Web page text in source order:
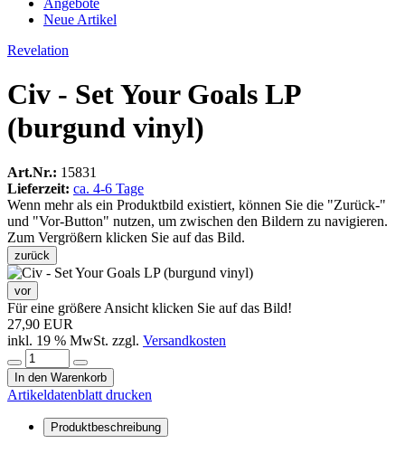
Angebote
Neue Artikel
Revelation
Civ - Set Your Goals LP
(burgund vinyl)
Art.Nr.: 15831
Lieferzeit: ca. 4-6 Tage
Wenn mehr als ein Produktbild existiert, können Sie die "Zurück-"
und "Vor-Button" nutzen, um zwischen den Bildern zu navigieren.
Zum Vergrößern klicken Sie auf das Bild.
zurück
vor
Für eine größere Ansicht klicken Sie auf das Bild!
27,90 EUR
inkl. 19 % MwSt. zzgl. Versandkosten
In den Warenkorb
Artikeldatenblatt drucken
Produktbeschreibung